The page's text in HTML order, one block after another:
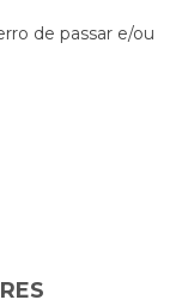
de passar e/ou